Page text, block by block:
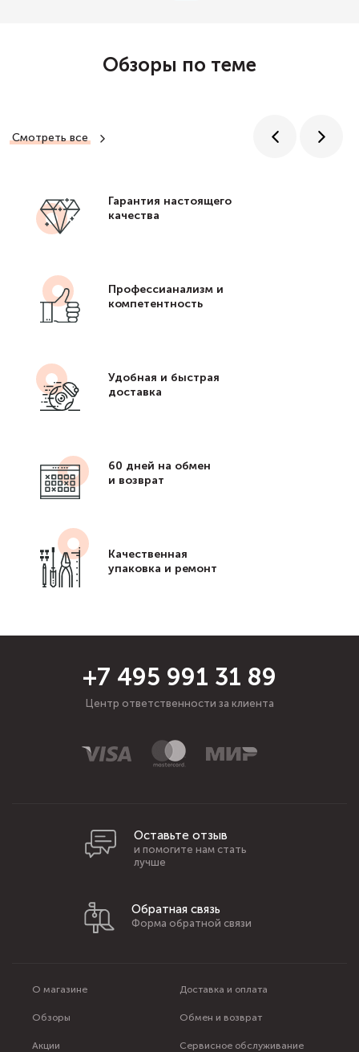
Обзоры по теме
Смотреть все
Гарантия настоящего
качества
Профессианализм и
компетентность
Удобная и быстрая
доставка
60 дней на обмен
и возврат
Качественная
упаковка и ремонт
+7 495 991 31 89
Центр ответственности за клиента
О магазине Доставка и оплата
Обзоры Обмен и возврат
Акции Сервисное обслуживание
Оставьте отзыв
и помогите нам стать
лучше
Обратная связь
Форма обратной связи